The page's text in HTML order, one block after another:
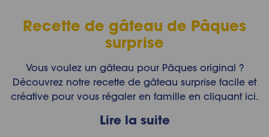
Recette de gâteau de Pâques
surprise
Vous voulez un gâteau pour Pâques original ?
Découvrez notre recette de gâteau surprise facile et
créative pour vous régaler en famille en cliquant ici.
Lire la suite